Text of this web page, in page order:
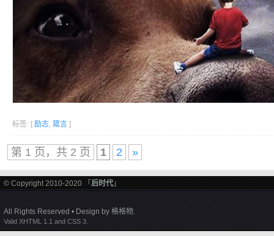
标签: [ 励志, 箴言 ]
第 1 页，共 2 页 1 2 »
© Copyright 2010-2020 「 后时代 」
All Rights Reserved • Design by 格格物.
Valid XHTML 1.1 and CSS 3.